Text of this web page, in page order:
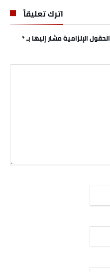
اترك تعليقاً
الحقول الإلزامية مشار إليها بـ*